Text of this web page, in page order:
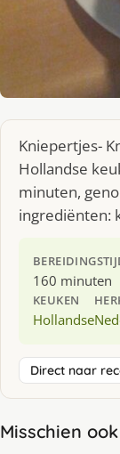
Kniepertjes-
Hollandse
minuten,
ingrediënten:
160 minuten
KEUKEN
Hollandse
Direct naar
Misschien